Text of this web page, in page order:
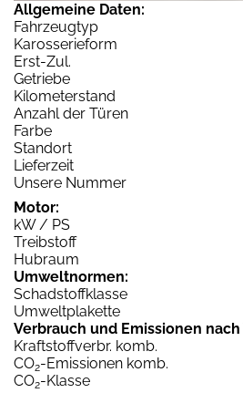
Allgemeine Daten:
Fahrzeugtyp
Karosserieform
Erst-Zul.
Getriebe
Kilometerstand
Anzahl der Türen
Farbe
Standort
Lieferzeit
Unsere Nummer
Motor:
kW / PS
Treibstoff
Hubraum
Umweltnormen:
Schadstoffklasse
Umweltplakette
Verbrauch und Emissionen nach
Kraftstoffverbr. komb.
CO2-Emissionen komb.
CO2-Klasse